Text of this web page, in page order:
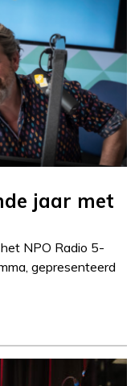
jaar met
NPO Radio 5-
gepresenteerd